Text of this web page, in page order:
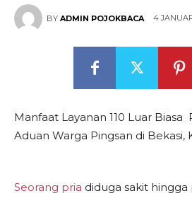
BY ADMIN POJOKBACA 4
Manfaat Layanan 110 Luar Biasa
Aduan Warga Pingsan di Bekasi,
Seorang pria diduga sakit hingga